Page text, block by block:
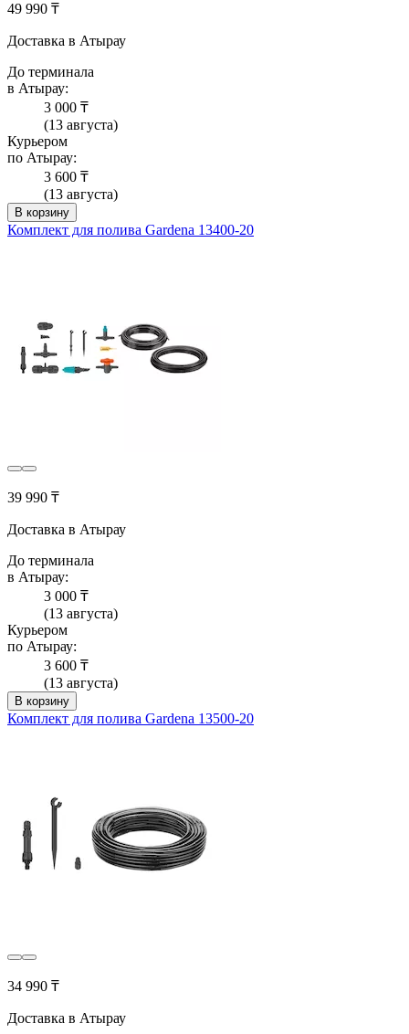
49 990 ₸
Доставка в Атырау
До терминала
в Атырау:
3 000 ₸
(13 августа)
Курьером
по Атырау:
3 600 ₸
(13 августа)
В корзину
Комплект для полива Gardena 13400-20
39 990 ₸
Доставка в Атырау
До терминала
в Атырау:
3 000 ₸
(13 августа)
Курьером
по Атырау:
3 600 ₸
(13 августа)
В корзину
Комплект для полива Gardena 13500-20
34 990 ₸
Доставка в Атырау